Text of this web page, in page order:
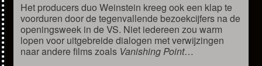
Het producers duo Weinstein kreeg ook een klap te
voorduren door de tegenvallende bezoekcijfers na de
openingsweek in de VS. Niet iedereen zou warm
lopen voor uitgebreide dialogen met verwijzingen
naar andere films zoals Vanishing Point…